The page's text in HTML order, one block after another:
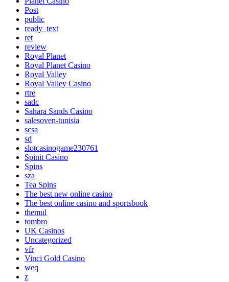
Post
public
ready_text
ret
review
Royal Planet
Royal Planet Casino
Royal Valley
Royal Valley Casino
rtre
sadc
Sahara Sands Casino
salesoven-tunisia
scsa
sd
slotcasinogame230761
Spinit Casino
Spins
sza
Tea Spins
The best new online casino
The best online casino and sportsbook
themul
tombro
UK Casinos
Uncategorized
vfr
Vinci Gold Casino
weq
z